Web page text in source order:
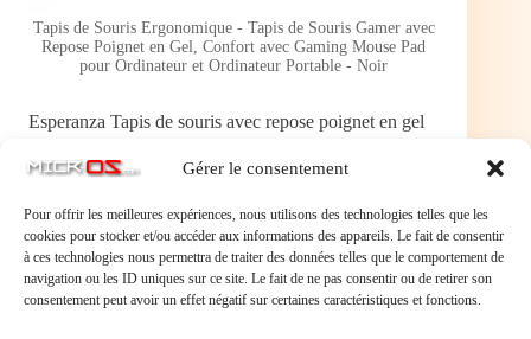
Gérer le consentement
Pour offrir les meilleures expériences, nous utilisons des technologies telles que les
cookies pour stocker et/ou accéder aux informations des appareils. Le fait de consentir
à ces technologies nous permettra de traiter des données telles que le comportement de
navigation ou les ID uniques sur ce site. Le fait de ne pas consentir ou de retirer son
consentement peut avoir un effet négatif sur certaines caractéristiques et fonctions.
Tapis de Souris Ergonomique - Tapis de Souris Gamer avec
Repose Poignet en Gel, Confort avec Gaming Mouse Pad
pour Ordinateur et Ordinateur Portable - Noir
Esperanza Tapis de souris avec repose poignet en gel
Consommable,Tapis Souris
9,95 €
Tapis de Souris Ergonomique – Tapis de Souris